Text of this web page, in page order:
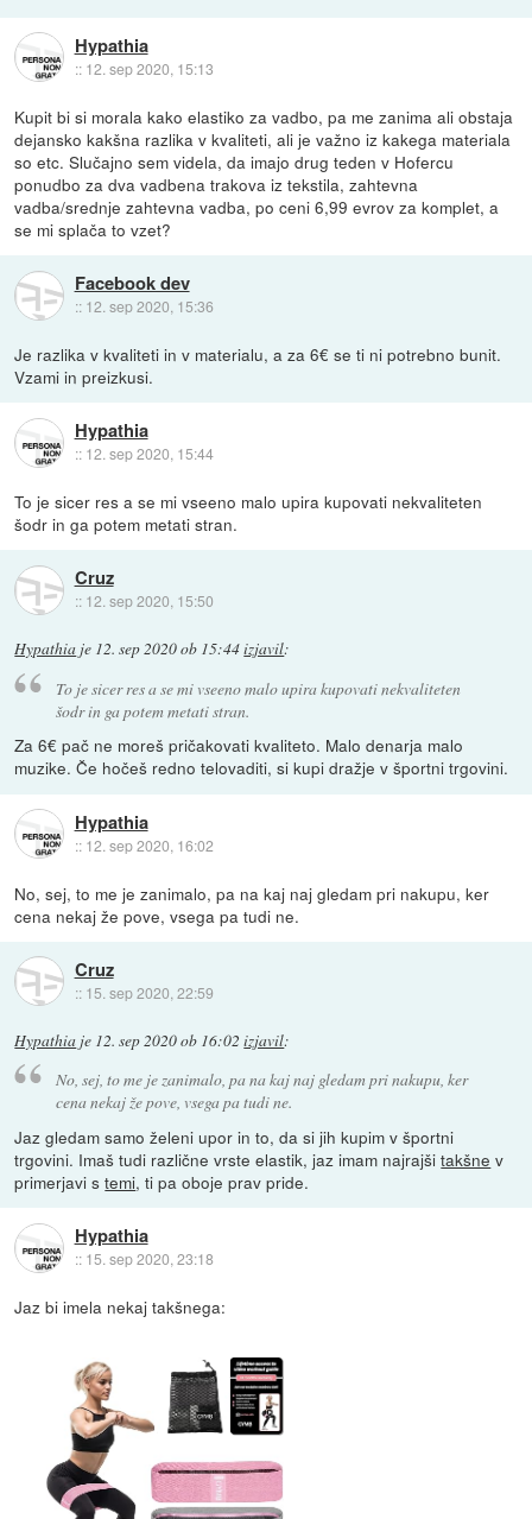
Hypathia
:: 12. sep 2020, 15:13
Kupit bi si morala kako elastiko za vadbo, pa me zanima ali obstaja
dejansko kakšna razlika v kvaliteti, ali je važno iz kakega materiala
so etc. Slučajno sem videla, da imajo drug teden v Hofercu
ponudbo za dva vadbena trakova iz tekstila, zahtevna
vadba/srednje zahtevna vadba, po ceni 6,99 evrov za komplet, a
se mi splača to vzet?
Facebook dev
:: 12. sep 2020, 15:36
Je razlika v kvaliteti in v materialu, a za 6€ se ti ni potrebno bunit.
Vzami in preizkusi.
Hypathia
:: 12. sep 2020, 15:44
To je sicer res a se mi vseeno malo upira kupovati nekvaliteten
šodr in ga potem metati stran.
Cruz
:: 12. sep 2020, 15:50
Hypathia je 12. sep 2020 ob 15:44izjavil:
To je sicer res a se mi vseeno malo upira kupovati nekvaliteten
šodr in ga potem metati stran.
Za 6€ pač ne moreš pričakovati kvaliteto. Malo denarja malo
muzike. Če hočeš redno telovaditi, si kupi dražje v športni trgovini.
Hypathia
:: 12. sep 2020, 16:02
No, sej, to me je zanimalo, pa na kaj naj gledam pri nakupu, ker
cena nekaj že pove, vsega pa tudi ne.
Cruz
:: 15. sep 2020, 22:59
Hypathia je 12. sep 2020 ob 16:02 izjavil:
No, sej, to me je zanimalo, pa na kaj naj gledam pri nakupu, ker
cena nekaj že pove, vsega pa tudi ne.
Jaz gledam samo želeni upor in to, da si jih kupim v športni
trgovini. Imaš tudi različne vrste elastik, jaz imam najrajšitakšne v
primerjavi stemi, ti pa oboje prav pride.
Hypathia
:: 15. sep 2020, 23:18
Jaz bi imela nekaj takšnega: